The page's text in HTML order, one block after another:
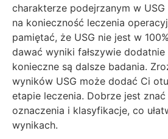
charakterze podejrzanym w
na konieczność leczenia
pamiętać, że USG nie jest w
dawać wyniki fałszywie
konieczne są dalsze badania.
wyników USG może dodać Ci
etapie leczenia. Dobrze jest
oznaczenia i klasyfikacje, co
wynikach.